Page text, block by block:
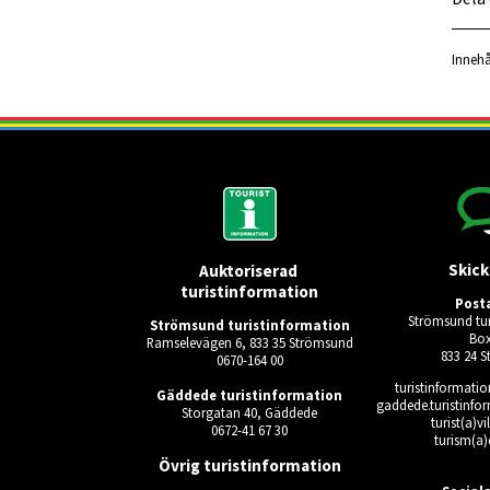
Auktoriserad
turistinformation
Strömsund turistinformation
Ramselevägen 6, 833 35 Strömsund
0670-164 00
Gäddede turistinformation
Storgatan 40, Gäddede
0672-41 67 30
Övrig turistinformation
Strömsund
833 24